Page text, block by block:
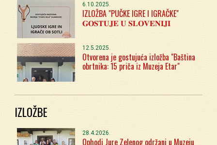
6.10.2025.
IZLOŽBA "PUČKE IGRE I IGRAČKE"
𝐆𝐎𝐒𝐓𝐔𝐉𝐄 𝐔 𝐒𝐋𝐎𝐕𝐄𝐍𝐈𝐉𝐈
12.5.2025.
Otvorena je gostujuća izložba "Baština
obrtnika: 15 priča iz Muzeja Etar"
IZLOŽBE
28.4.2026.
Ophodi Jure Zelenog održani u Muzeju